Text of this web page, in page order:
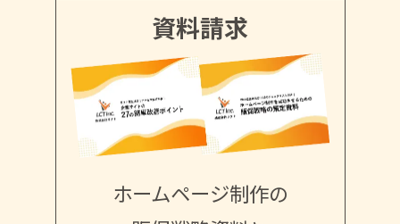
資料請求
ホームページ制作の